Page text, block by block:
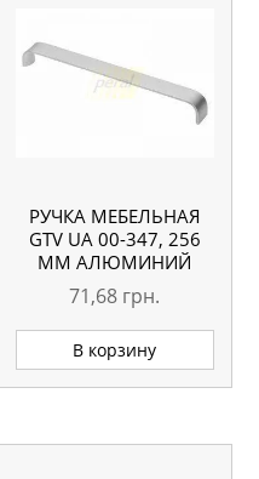
РУЧКА МЕБЕЛЬНАЯ
GTV UA 00-347, 256
ММ АЛЮМИНИЙ
71,68 грн.
В корзину